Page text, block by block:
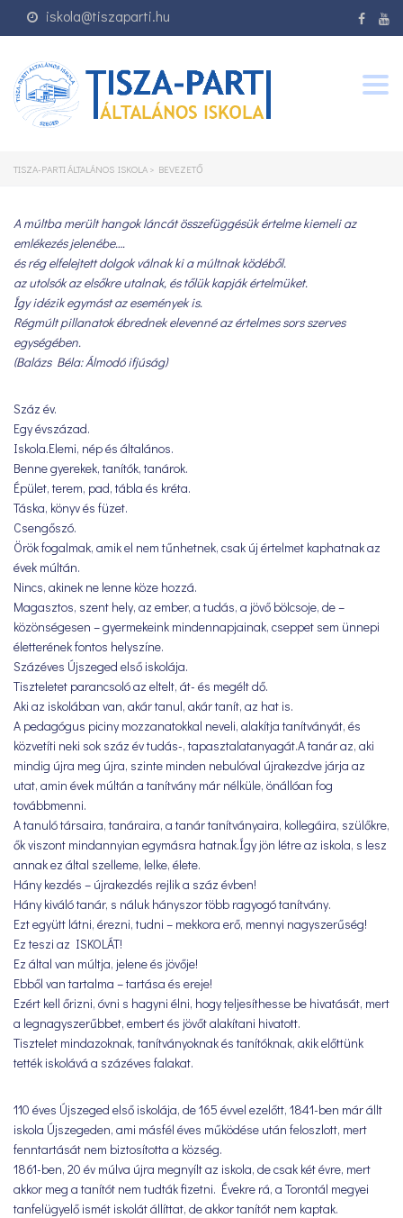
iskola@tiszaparti.hu
TISZA-PARTI ÁLTALÁNOS ISKOLA > BEVEZETŐ
A múltba merült hangok láncát összefüggésük értelme kiemeli az
emlékezés jelenébe….
és rég elfelejtett dolgok válnak ki a múltnak ködéből.
az utolsók az elsőkre utalnak, és tőlük kapják értelmüket.
Így idézik egymást az események is.
Régmúlt pillanatok ébrednek elevenné az értelmes sors szerves
egységében.
(Balázs Béla: Álmodó ifjúság)
Száz év.
Egy évszázad.
Iskola.Elemi, nép és általános.
Benne gyerekek, tanítók, tanárok.
Épület, terem, pad, tábla és kréta.
Táska, könyv és füzet.
Csengőszó.
Örök fogalmak, amik el nem tűnhetnek, csak új értelmet kaphatnak az
évek múltán.
Nincs, akinek ne lenne köze hozzá.
Magasztos, szent hely, az ember, a tudás, a jövő bölcsoje, de –
közönségesen – gyermekeink mindennapjainak, cseppet sem ünnepi
életterének fontos helyszíne.
Százéves Újszeged első iskolája.
Tiszteletet parancsoló az eltelt, át- és megélt dő.
Aki az iskolában van, akár tanul, akár tanít, az hat is.
A pedagógus piciny mozzanatokkal neveli, alakítja tanítványát, és
közvetíti neki sok száz év tudás-, tapasztalatanyagát.A tanár az, aki
mindig újra meg újra, szinte minden nebulóval újrakezdve járja az
utat, amin évek múltán a tanítvány már nélküle, önállóan fog
továbbmenni.
A tanuló társaira, tanáraira, a tanár tanítványaira, kollegáira, szülőkre,
ők viszont mindannyian egymásra hatnak.Így jön létre az iskola, s lesz
annak ez által szelleme, lelke, élete.
Hány kezdés – újrakezdés rejlik a száz évben!
Hány kiváló tanár, s náluk hányszor több ragyogó tanítvány.
Ezt együtt látni, érezni, tudni – mekkora erő, mennyi nagyszerűség!
Ez teszi az ISKOLÁT!
Ez által van múltja, jelene és jövője!
Ebből van tartalma – tartása és ereje!
Ezért kell őrizni, óvni s hagyni élni, hogy teljesíthesse be hivatását, mert
a legnagyszerűbbet, embert és jövőt alakítani hivatott.
Tisztelet mindazoknak, tanítványoknak és tanítóknak, akik előttünk
tették iskolává a százéves falakat.
110 éves Újszeged első iskolája, de 165 évvel ezelőtt, 1841-ben már állt
iskola Újszegeden, ami másfél éves működése után feloszlott, mert
fenntartását nem biztosította a község.
1861-ben, 20 év múlva újra megnyílt az iskola, de csak két évre, mert
akkor meg a tanítót nem tudták fizetni. Évekre rá, a Torontál megyei
tanfelügyelő ismét iskolát állíttat, de akkor tanítót nem kaptak.